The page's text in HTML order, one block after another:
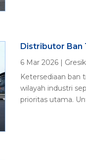
Distributor Ban
6 Mar 2026| Gresik
Ketersediaan ban
wilayah industri
prioritas utama.